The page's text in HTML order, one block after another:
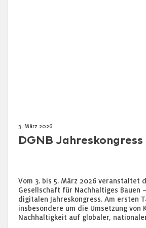
3. März 2026
DGNB Jahreskongress
Vom 3. bis 5. März 2026 veranstaltet
Gesellschaft für Nachhaltiges Bauen –
digitalen Jahreskongress. Am ersten
insbesondere um die Umsetzung von
Nachhaltigkeit auf globaler,